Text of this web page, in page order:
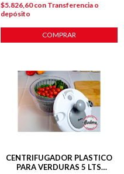
$5.826,60con Transferencia o
depósito
COMPRAR
CENTRIFUGADOR PLASTICO
PARA VERDURAS 5 LTS